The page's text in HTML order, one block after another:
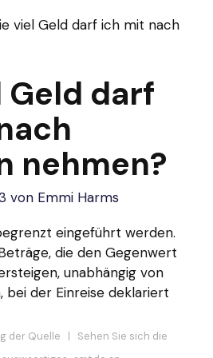
viel Geld darf ich mit nach
Geld darf
nehmen?
von Emmi Harms
eingeführt werden.
die den Gegenwert
unabhängig von
bei der Einreise deklariert
der Quelle | Sehen Sie sich die